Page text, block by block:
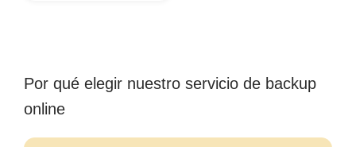
Por qué elegir nuestro servicio de backup
online